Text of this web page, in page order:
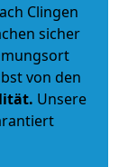
Clingen
sicher
von den
. Unsere